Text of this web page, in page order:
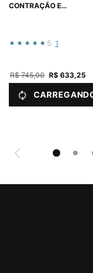
CONTRAÇÃO E
5 1
Old price
R$ 745,00 New price
R$ 633,25